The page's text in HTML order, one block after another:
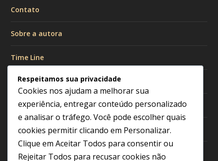
Contato
Sobre a autora
Time Line
Políticas de Privacidade
Política de Cookies
Política Editorial
Termos de Uso
Respeitamos sua privacidade
Cookies nos ajudam a melhorar sua
experiência, entregar conteúdo personalizado
e analisar o tráfego. Você pode escolher quais
cookies permitir clicando em Personalizar.
Clique em Aceitar Todos para consentir ou
Rejeitar Todos para recusar cookies não